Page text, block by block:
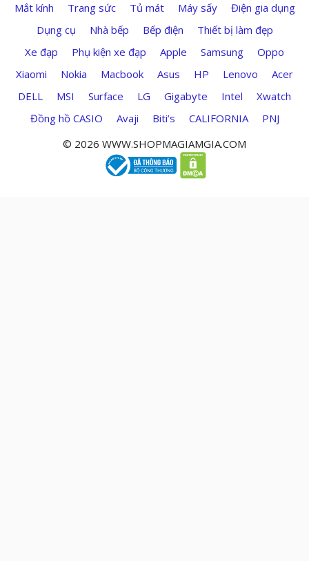
Mắt kính
Trang sức Tủ mát Máy sấy
Điện gia dụng
Dụng cụ
Nhà bếp Bếp điện
Thiết bị làm đẹp
Xe đạp
Phụ kiện xe đạp Apple Samsung
Oppo
Xiaomi
Nokia Macbook Asus HP Lenovo
Acer
DELL
MSI Surface LG Gigabyte Intel
Xwatch
Đồng hồ CASIO
Avaji Biti’s CALIFORNIA
PNJ
© 2026 WWW.SHOPMAGIAMGIA.COM